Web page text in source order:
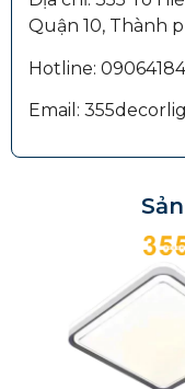
Quận 10, Thành
Hotline:
Email: